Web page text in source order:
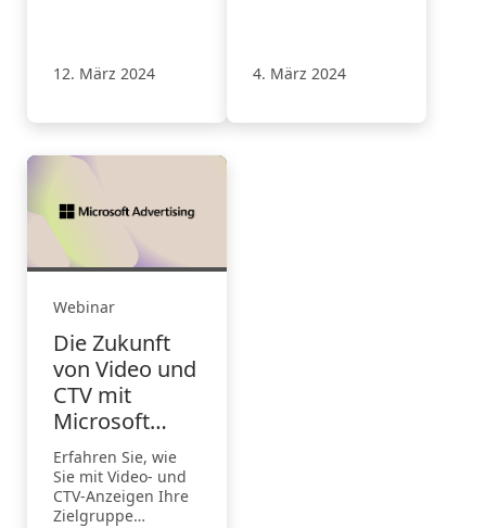
und unsere
12. März 2024
4. März 2024
Webinar
Die Zukunft
von Video und
CTV mit
Microsoft
Advertising
Erfahren Sie, wie
Sie mit Video- und
CTV-Anzeigen Ihre
Zielgruppe